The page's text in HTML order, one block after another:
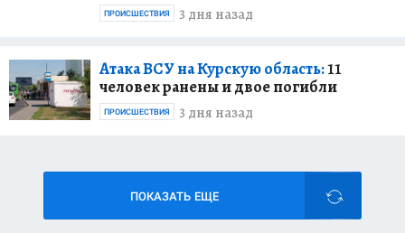
3 дня назад
ПРОИСШЕСТВИЯ
Атака ВСУ на Курскую область:11
человек ранены и двое погибли
3 дня назад
ПРОИСШЕСТВИЯ
ПОКАЗАТЬ ЕЩЕ